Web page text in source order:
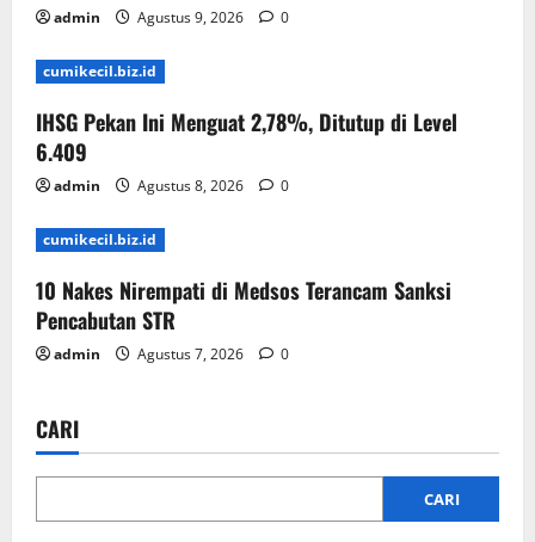
admin Agustus 9, 2026 0
cumikecil.biz.id
IHSG Pekan Ini Menguat 2,78%, Ditutup di Level
6.409
admin Agustus 8, 2026 0
cumikecil.biz.id
10 Nakes Nirempati di Medsos Terancam Sanksi
Pencabutan STR
admin Agustus 7, 2026 0
CARI
CARI